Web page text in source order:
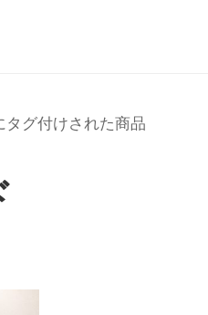
タグ付けされた商品